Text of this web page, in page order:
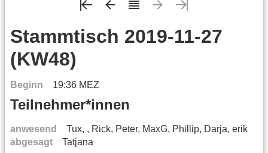
Stammtisch 2019-11-27
(KW48)
Beginn 19:36 MEZ
Teilnehmer*innen
anwesend
Tux, , Rick, Peter, MaxG, Phillip, Darja, erik
abgesagt
Tatjana